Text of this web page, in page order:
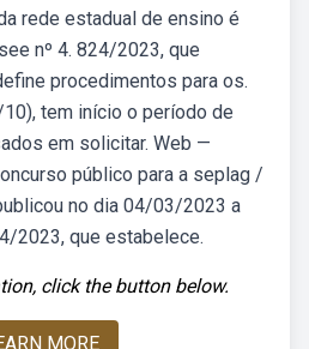
rede estadual de ensino é
nº 4. 824/2023, que
procedimentos para os.
tem início o período de
em solicitar. Web —
público para a seplag /
no dia 04/03/2023 a
2023, que estabelece.
click the button below.
MORE